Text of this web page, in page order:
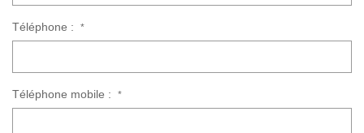
Téléphone : *
Téléphone mobile : *